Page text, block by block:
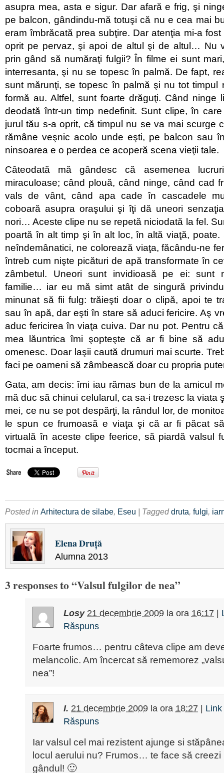
asupra mea, asta e sigur. Dar afară e frig, şi
pe balcon, gândindu-mă totuşi că nu e cea mai
eram îmbrăcată prea subţire. Dar atenţia mi-a
oprit pe pervaz, şi apoi de altul şi de altul… Nu
prin gând să număraţi fulgii? În filme ei sunt
interresanta, şi nu se topesc în palmă. De fapt,
sunt mărunţi, se topesc în palmă şi nu tot timpul
formă au. Altfel, sunt foarte drăguţi. Când ninge
deodată într-un timp nedefinit. Sunt clipe, în
jurul tău s-a oprit, că timpul nu se va mai scurge
rămâne veşnic acolo unde eşti, pe balcon sau
ninsoarea e o perdea ce acoperă scena vieţii tale.
Câteodată mă gândesc că asemenea
miraculoase; când plouă, când ninge, când cad
vals de vânt, când apa cade în cascadele
coboară asupra oraşului şi îţi dă uneori
nori… Aceste clipe nu se repetă niciodată la fel.
poartă în alt timp şi în alt loc, în altă viaţă, poate.
neîndemânatici, ne colorează viaţa, făcându-ne
întreb cum nişte picături de apă transformate în
zâmbetul. Uneori sunt invidioasă pe ei: sunt
familie… iar eu mă simt atât de singură
minunat să fii fulg: trăieşti doar o clipă, apoi te
sau în apă, dar eşti în stare să aduci fericire. Aş
aduc fericirea în viaţa cuiva. Dar nu pot. Pentru
mea lăuntrica îmi şopteşte că ar fi bine să
omenesc. Doar laşii caută drumuri mai scurte.
faci pe oameni să zâmbească doar cu propria
Gata, am decis: îmi iau rămas bun de la amicul
mă duc să chinui celularul, ca sa-i trezesc la viata
mei, ce nu se pot despărţi, la rândul lor, de
le spun ce frumoasă e viaţa şi că ar fi păcat
virtuală în aceste clipe feerice, să piardă valsul
tocmai a început.
Posted in Arhitectura de silabe, Eseu | Taggeddruta, fulgi,
Elena Druţă
Alumna 2013
3 responses to “Valsul fulgilor de nea”
Losy 21 decembrie 2009 la ora 16:17
Răspuns
Foarte frumos… pentru câteva clipe am
melancolic. Am încercat să rememorez
nea”!
I. 21 decembrie 2009 la ora 18:27
Răspuns
Iar valsul cel mai rezistent ajunge si
locul aerului nu? Frumos… te face să creezi
gândul! 🙂